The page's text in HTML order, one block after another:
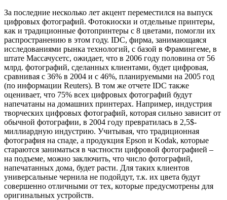
За последние несколько лет акцент переместился на выпуск
цифровых фотографий. Фотокиоски и отдельные принтеры,
как и традиционные фотопринтеры с 8 цветами, помогли их
распространению в этом году. IDC, фирма, занимающаяся
исследованиями рынка технологий, с базой в Фрамингеме, в
штате Массачусетс, ожидает, что в 2006 году половина от 56
млрд. фотографий, сделанных клиентами, будет цифровая,
сравнивая с 36% в 2004 и с 46%, планируемыми на 2005 год
(по информации Reuters). В том же отчете IDC также
оценивает, что 75% всех цифровых фотографий будут
напечатаны на домашних принтерах. Например, индустрия
творческих цифровых фотографий, которая сильно зависит от
обычной фотографии, в 2004 году превратилась в 2,5$-
миллиардную индустрию. Учитывая, что традиционная
фотография на спаде, а продукция Epson и Kodak, которые
стараются заниматься в частности цифровой фотографией –
на подъеме, можно заключить, что число фотографий,
напечатанных дома, будет расти. Для таких клиентов
универсальные чернила не подойдут, т.к. их цвета будут
совершенно отличными от тех, которые предусмотрены для
оригинальных устройств.